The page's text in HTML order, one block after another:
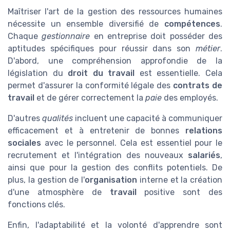
Maîtriser l'art de la gestion des ressources humaines
nécessite un ensemble diversifié de compétences.
Chaquegestionnaire en entreprise doit posséder des
aptitudes spécifiques pour réussir dans son métier.
D'abord, une compréhension approfondie de la
législation du droit du travail est essentielle. Cela
permet d'assurer la conformité légale des contrats de
travail et de gérer correctement la paie des employés.
D'autres qualités incluent une capacité à communiquer
efficacement et à entretenir de bonnes relations
sociales avec le personnel. Cela est essentiel pour le
recrutement et l'intégration des nouveaux salariés,
ainsi que pour la gestion des conflits potentiels. De
plus, la gestion de l'organisation interne et la création
d'une atmosphère de travailpositive sont des
fonctions clés.
Enfin, l'adaptabilité et la volonté d'apprendre sont